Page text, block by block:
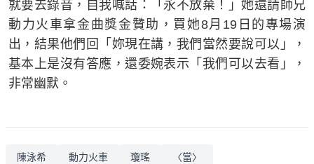
就要去錄音，自我喊話：「永不放棄！」她還請師兄
動力火車拿金曲獎金贊助，買她8月19日的專場演
出，結果他們回「妳現在講，我們當然要說可以」，
基本上是沒有答應，還委婉表示「我們可以去看」，
非常幽默。
陳泳希 動力火車 瓊瑤 〈當〉